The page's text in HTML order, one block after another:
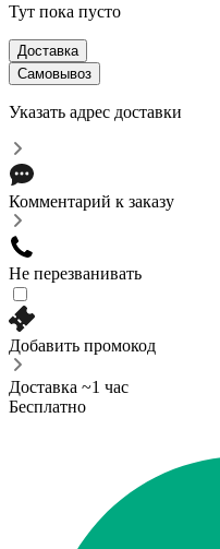
Тут пока пусто
Доставка
Самовывоз
Указать адрес доставки
Комментарий к заказу
Не перезванивать
Добавить промокод
Доставка ~1 час
Бесплатно